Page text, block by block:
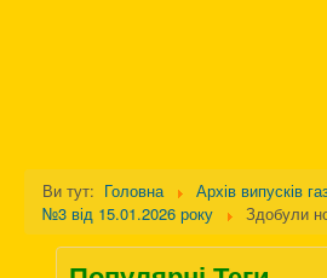
Ви тут: Головна
Архів випусків
№3 від 15.01.2026 року
Здобули